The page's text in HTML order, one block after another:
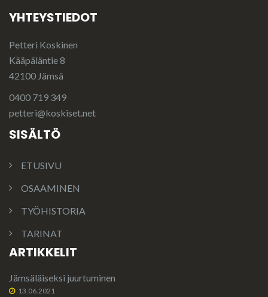
YHTEYSTIEDOT
Petteri Koskinen
Kääpäläntie 8
42100 Jämsä
0400 719 349
petteri@koskiset.net
SISÄLTÖ
ETUSIVU
OSAAMINEN
TYÖHISTORIA
TARINAT
ARTIKKELIT
Jämsäläiseksi juurtuminen
13.06.2021